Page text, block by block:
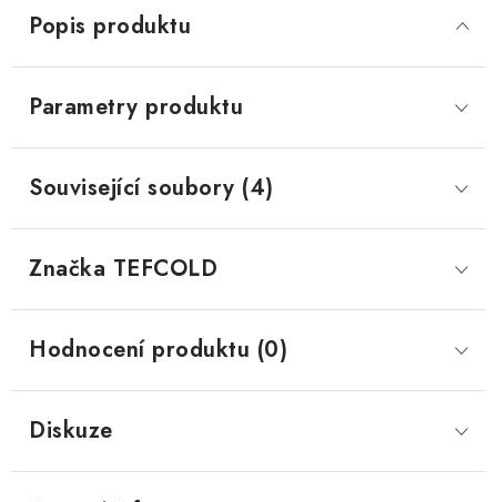
Popis produktu
Parametry produktu
Související soubory (4)
Značka TEFCOLD
Hodnocení produktu (0)
Diskuze